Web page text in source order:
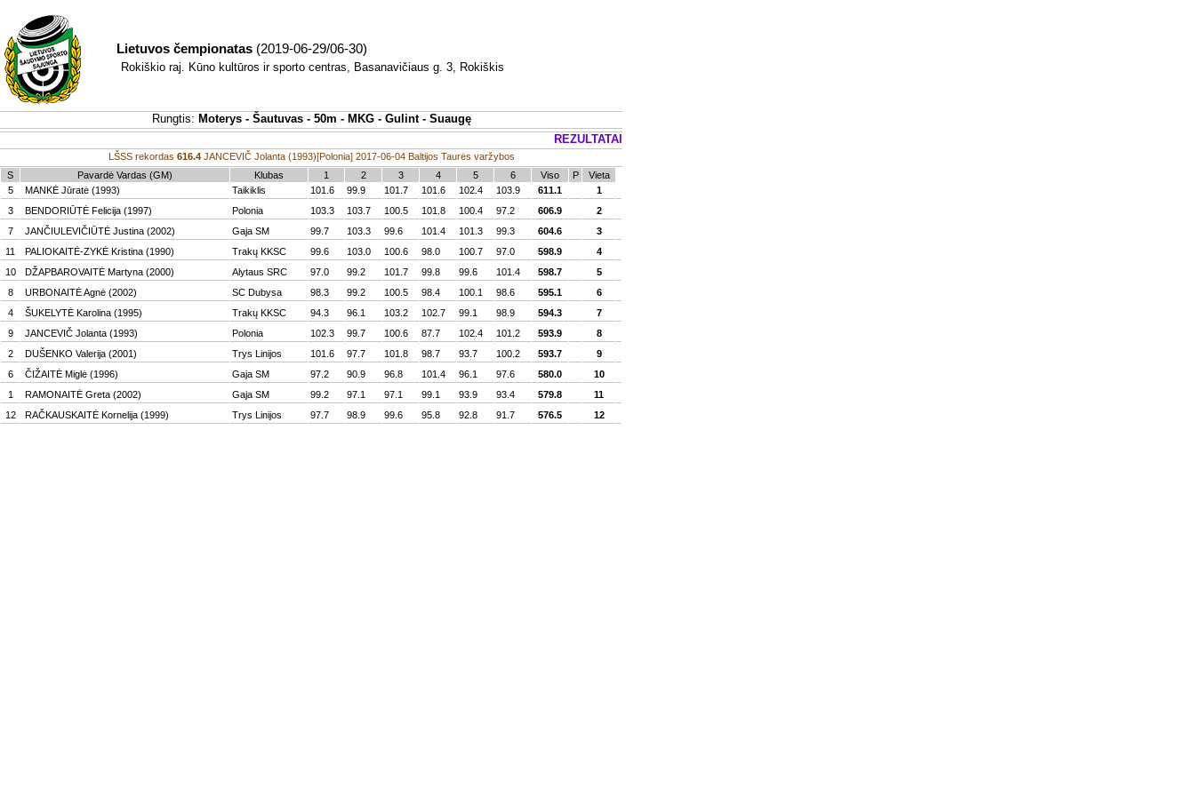
Lietuvos čempionatas (2019-06-29/06-30)
Rokiškio raj. Kūno kultūros ir sporto centras, Basanavičiaus g. 3, Rokiškis
Rungtis: Moterys - Šautuvas - 50m - MKG - Gulint - Suaugę
REZULTATAI
LŠSS rekordas 616.4 JANCEVIČ Jolanta (1993)[Polonia] 2017-06-04 Baltijos Taurės varžybos
S
Pavardė Vardas (GM) Klubas 1 2 3 4 5 6 Viso P
Vieta
5
MANKĖ Jūratė (1993) Taikiklis 101.6 99.9 101.7 101.6 102.4 103.9 611.1
1
3
BENDORIŪTĖ Felicija (1997) Polonia 103.3 103.7 100.5 101.8 100.4 97.2 606.9
2
7
JANČIULEVIČIŪTĖ Justina (2002) Gaja SM 99.7 103.3 99.6 101.4 101.3 99.3 604.6
3
11
PALIOKAITĖ-ZYKĖ Kristina (1990) Trakų KKSC 99.6 103.0 100.6 98.0 100.7 97.0 598.9
4
10
DŽAPBAROVAITĖ Martyna (2000) Alytaus SRC 97.0 99.2 101.7 99.8 99.6 101.4 598.7
5
8
URBONAITĖ Agnė (2002) SC Dubysa 98.3 99.2 100.5 98.4 100.1 98.6 595.1
6
4
ŠUKELYTĖ Karolina (1995) Trakų KKSC 94.3 96.1 103.2 102.7 99.1 98.9 594.3
7
9
JANCEVIČ Jolanta (1993) Polonia 102.3 99.7 100.6 87.7 102.4 101.2 593.9
8
2
DUŠENKO Valerija (2001) Trys Linijos 101.6 97.7 101.8 98.7 93.7 100.2 593.7
9
6
ČIŽAITĖ Miglė (1996) Gaja SM 97.2 90.9 96.8 101.4 96.1 97.6 580.0
10
1
RAMONAITĖ Greta (2002) Gaja SM 99.2 97.1 97.1 99.1 93.9 93.4 579.8
11
12
RAČKAUSKAITĖ Kornelija (1999) Trys Linijos 97.7 98.9 99.6 95.8 92.8 91.7 576.5 12